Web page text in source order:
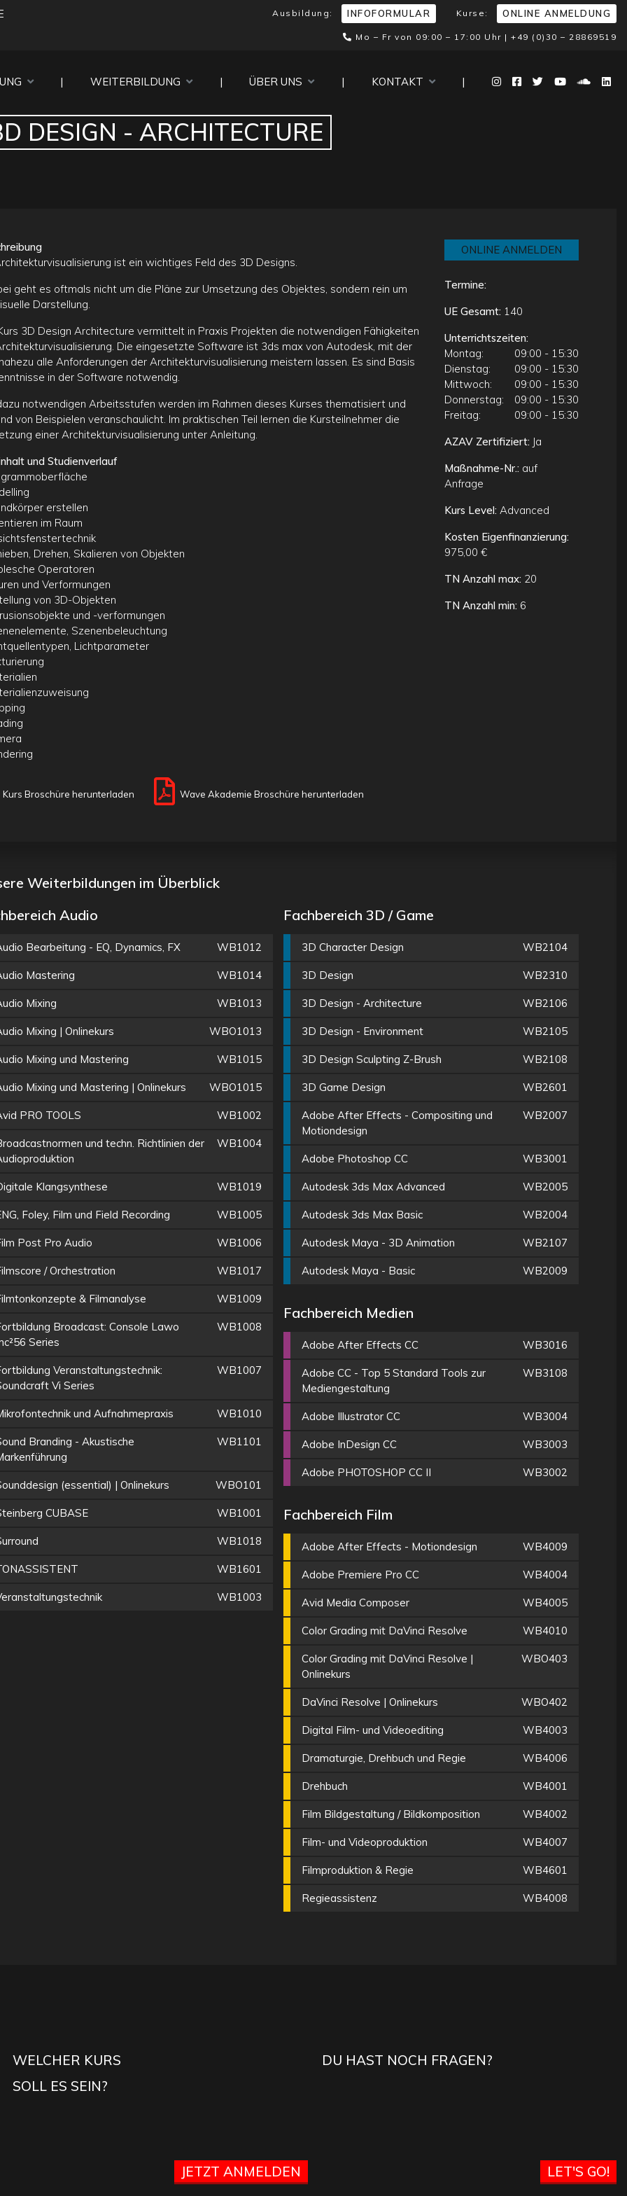
Ausbildung: INFOFORMULAR Kurse: ONLINE ANMELDUNG
Mo – Fr von 09:00 – 17:00 Uhr | +49 (0)30 – 28869519
| WEITERBILDUNG | ÜBER UNS | KONTAKT |
DESIGN - ARCHITECTURE
ist ein wichtiges Feld des 3D Designs.
geht es oftmals nicht um die Pläne zur Umsetzung des Objektes, sondern rein um
Darstellung.
3D Design Architecture vermittelt in Praxis Projekten die notwendigen Fähigkeiten
Die eingesetzte Software ist 3ds max von Autodesk, mit der
alle Anforderungen der Architekturvisualisierung meistern lassen. Es sind Basis
in der Software notwendig.
notwendigen Arbeitsstufen werden im Rahmen dieses Kurses thematisiert und
von Beispielen veranschaulicht. Im praktischen Teil lernen die Kursteilnehmer die
einer Architekturvisualisierung unter Anleitung.
und Studienverlauf
erstellen
im Raum
Drehen, Skalieren von Objekten
Operatoren
und Verformungen
von 3D-Objekten
und -verformungen
Szenenbeleuchtung
Lichtparameter
Kurs Broschüre herunterladen Wave Akademie Broschüre herunterladen
ONLINE ANMELDEN
Termine:
UE Gesamt: 140
Unterrichtszeiten:
Montag:
09:00 - 15:30
Dienstag:
09:00 - 15:30
Mittwoch:
09:00 - 15:30
Donnerstag:
09:00 - 15:30
Freitag:
09:00 - 15:30
AZAV Zertifiziert: Ja
Maßnahme-Nr.: auf
Anfrage
Kurs Level: Advanced
Kosten Eigenfinanzierung:
975,00 €
TN Anzahl max: 20
TN Anzahl min: 6
Weiterbildungen im Überblick
Audio
Bearbeitung - EQ, Dynamics, FX WB1012
Mastering WB1014
Mixing WB1013
Mixing | Onlinekurs WBO1013
Mixing und Mastering WB1015
Mixing und Mastering | Onlinekurs WBO1015
PRO TOOLS WB1002
und techn. Richtlinien der
WB1004
Klangsynthese WB1019
Foley, Film und Field Recording WB1005
Post Pro Audio WB1006
/ Orchestration WB1017
& Filmanalyse WB1009
Broadcast: Console Lawo
Series
WB1008
Veranstaltungstechnik:
Vi Series
WB1007
und Aufnahmepraxis WB1010
Branding - Akustische
WB1101
(essential) | Onlinekurs WBO101
CUBASE WB1001
WB1018
WB1601
WB1003
Fachbereich 3D / Game
3D Character Design WB2104
3D Design WB2310
3D Design - Architecture WB2106
3D Design - Environment WB2105
3D Design Sculpting Z-Brush WB2108
3D Game Design WB2601
Adobe After Effects - Compositing und
Motiondesign
WB2007
Adobe Photoshop CC WB3001
Autodesk 3ds Max Advanced WB2005
Autodesk 3ds Max Basic WB2004
Autodesk Maya - 3D Animation WB2107
Autodesk Maya - Basic WB2009
Fachbereich Medien
Adobe After Effects CC WB3016
Adobe CC - Top 5 Standard Tools zur
Mediengestaltung
WB3108
Adobe Illustrator CC WB3004
Adobe InDesign CC WB3003
Adobe PHOTOSHOP CC II WB3002
Fachbereich Film
Adobe After Effects - Motiondesign WB4009
Adobe Premiere Pro CC WB4004
Avid Media Composer WB4005
Color Grading mit DaVinci Resolve WB4010
Color Grading mit DaVinci Resolve |
Onlinekurs
WBO403
DaVinci Resolve | Onlinekurs WBO402
Digital Film- und Videoediting WB4003
Dramaturgie, Drehbuch und Regie WB4006
Drehbuch WB4001
Film Bildgestaltung / Bildkomposition WB4002
Film- und Videoproduktion WB4007
Filmproduktion & Regie WB4601
Regieassistenz WB4008
WELCHER KURS
SOLL ES SEIN?
JETZT ANMELDEN
DU HAST NOCH FRAGEN?
LET'S GO!